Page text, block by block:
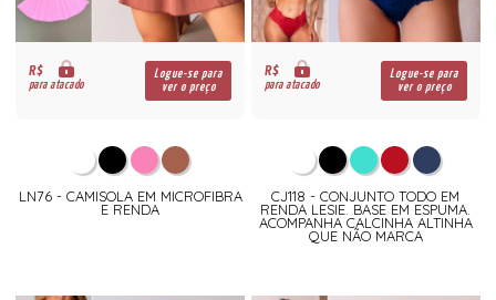
R$
para atacado
Logue-se para
ver o preço
LN76 - CAMISOLA EM MICROFIBRA
E RENDA
R$
para atacado
Logue-se para
ver o preço
CJ118 - CONJUNTO TODO EM
RENDA LESIE. BASE EM ESPUMA.
ACOMPANHA CALCINHA ALTINHA
QUE NÃO MARCA